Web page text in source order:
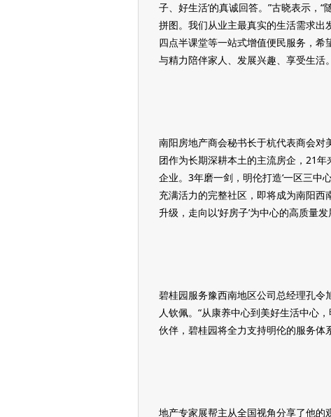
子、好生活’的真诚回答。”古晓表示，
拼图。我们从业主最真实的生活需求出
四点半课堂等一站式增值便民服务，
与精力陪伴家人、发展兴趣、享受生活
南阳房地产商会秘书长于杭代表商会对
团作为长期深耕本土的主流房企，21
企业。3年磨一剑，明伦打造‘一区三中
充满活力的完整社区，即将成为南阳
升级，走向以‘好房子’为中心的高质量
碧桂园服务豫西南地区公司总经理孔
人钦佩。“从康养中心到美好生活中心
伙伴，碧桂园将全力支持明伦的服务体
地产专家展帮主从全国视角分享了他的